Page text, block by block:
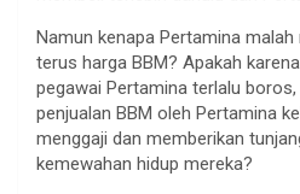
Namun kenapa Pertamina
terus harga BBM? Apakah
pegawai Pertamina terlalu
penjualan BBM oleh Pertamina
menggaji dan memberikan
kemewahan hidup mereka?